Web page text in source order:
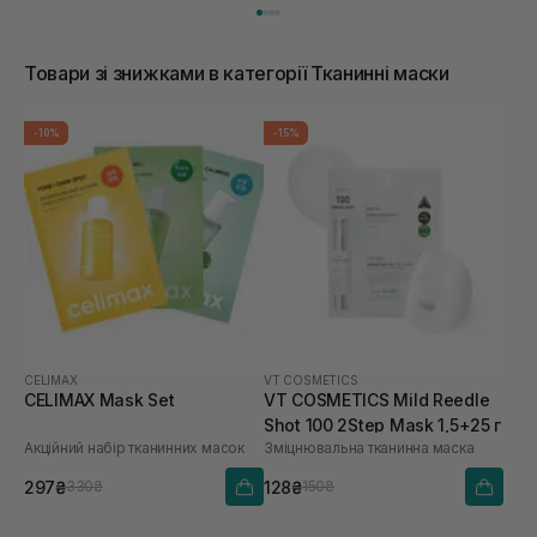
Товари зі знижками в категорії Тканинні маски
-10%
CELIMAX
CELIMAX Mask Set
Акційний набір тканинних масок
297₴330₴
-15%
VT COSMETICS
VT COSMETICS Mild Reedle
Shot 100 2Step Mask 1,5+25 г
Зміцнювальна тканинна маска
128₴150₴